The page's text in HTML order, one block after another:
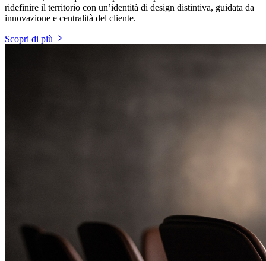
ridefinire il territorio con un’identità di design distintiva, guidata da
innovazione e centralità del cliente.
Scopri di più